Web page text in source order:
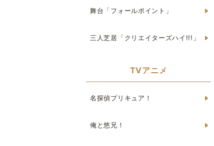
舞台「フォールポイント」
三人芝居「クリエイターズハイ!!!」
TVアニメ
名探偵プリキュア！
俺と悠兄！